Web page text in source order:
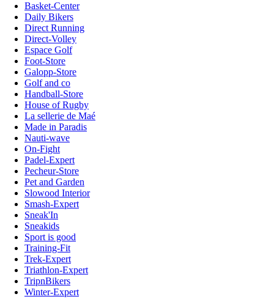
Basket-Center
Daily Bikers
Direct Running
Direct-Volley
Espace Golf
Foot-Store
Galopp-Store
Golf and co
Handball-Store
House of Rugby
La sellerie de Maé
Made in Paradis
Nauti-wave
On-Fight
Padel-Expert
Pecheur-Store
Pet and Garden
Slowood Interior
Smash-Expert
Sneak'In
Sneakids
Sport is good
Training-Fit
Trek-Expert
Triathlon-Expert
TripnBikers
Winter-Expert